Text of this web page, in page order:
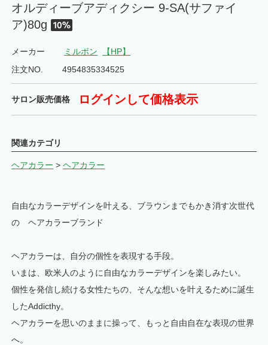
オルディーブアディクシー 9-SA(サファイ
ア)80g
メーカー ミルボン
【HP】
注文NO.
4954835334525
サロン販売価格 ログインして価格表示
関連カテゴリ
ヘアカラー >ヘアカラー
自由なカラーデザインを叶える、ブラウンまでもかき消す次世代
の ヘアカラーブランド
ヘアカラーは、自分の個性を表現する手段。
いまは、欧米人のように自由なカラーデザインを楽しみたい。
個性を発信し続ける女性たちの、そんな想いを叶えるために誕生
したAddicthy。
ヘアカラーを思いのままに操って、もっと自由自在な表現の世界
へ。